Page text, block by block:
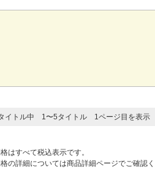
イトル中 1〜5タイトル 1ページ目を表示
はすべて税込表示です。
の詳細については商品詳細ページでご確認く